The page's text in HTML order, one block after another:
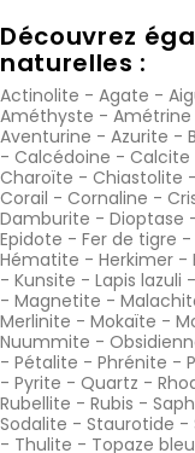
Découvrez
naturelles :
Actinolite - Agate -
Améthyste - Amétrine
Aventurine - Azurite -
- Calcédoine - Calcite
Charoïte - Chiastolite -
Corail - Cornaline -
Damburite - Dioptase
Epidote - Fer de tigre -
Hématite - Herkimer -
- Kunsite - Lapis lazuli -
- Magnetite -
Merlinite - Mokaïte -
Nuummite -
- Pétalite - Phrénite -
- Pyrite - Quartz -
Rubellite - Rubis -
Sodalite - Staurotide -
- Thulite - Topaze